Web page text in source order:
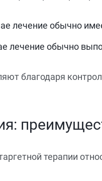
лечение обычно
лечение обычно
благодаря
терапии